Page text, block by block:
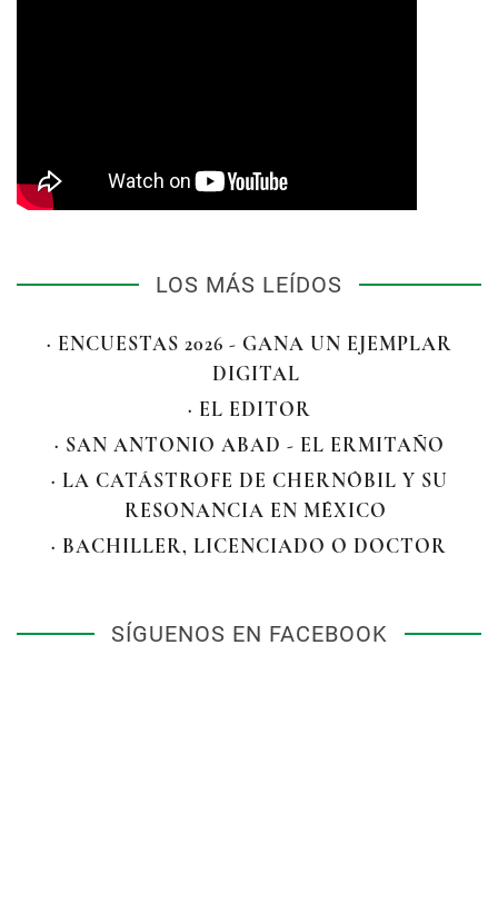
LOS MÁS LEÍDOS
· ENCUESTAS 2026 - GANA UN EJEMPLAR
DIGITAL
· EL EDITOR
· SAN ANTONIO ABAD - EL ERMITAÑO
· LA CATÁSTROFE DE CHERNÓBIL Y SU
RESONANCIA EN MÉXICO
· BACHILLER, LICENCIADO O DOCTOR
SÍGUENOS EN FACEBOOK